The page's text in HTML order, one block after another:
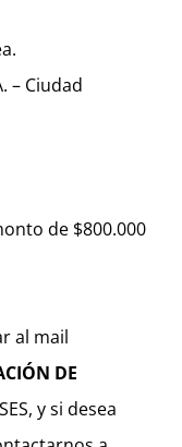
– Ciudad
de $800.000
al mail
DE
y si desea